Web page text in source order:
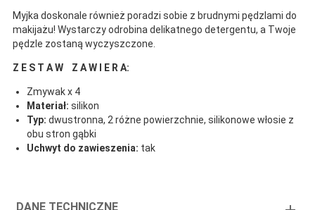
Myjka doskonale również poradzi sobie z brudnymi pędzlami do
makijażu! Wystarczy odrobina delikatnego detergentu, a Twoje
pędzle zostaną wyczyszczone.
Z E S T A W Z A W I E R A:
Zmywak x 4
Materiał: silikon
Typ: dwustronna, 2 różne powierzchnie, silikonowe włosie z
obu stron gąbki
Uchwyt do zawieszenia: tak
DANE TECHNICZNE